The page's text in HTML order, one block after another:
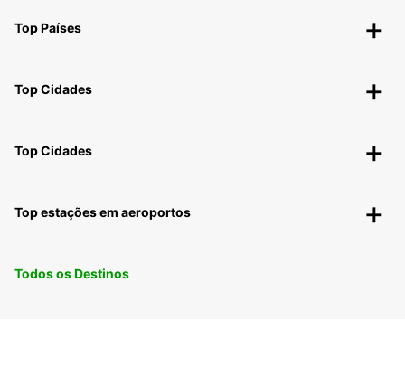
Top Países
Top Cidades
Top Cidades
Top estações em aeroportos
Todos os Destinos